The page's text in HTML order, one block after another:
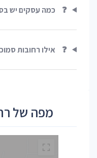
❓ כמה עסקים יש
❓ אילו רחובות
מפה של